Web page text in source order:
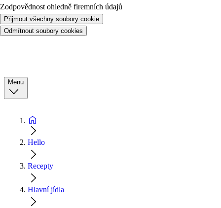
Zodpovědnost ohledně firemních údajů
Přijmout všechny soubory cookie
Odmítnout soubory cookies
Menu
Hello
Recepty
Hlavní jídla